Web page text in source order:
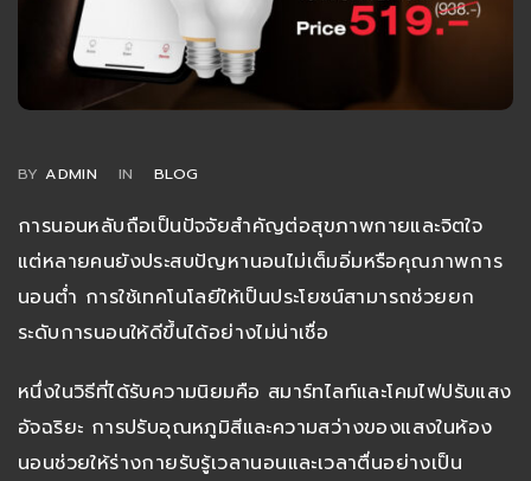
BY ADMIN IN BLOG
การนอนหลับถือเป็นปัจจัยสำคัญต่อสุขภาพกายและจิตใจ
แต่หลายคนยังประสบปัญหานอนไม่เต็มอิ่มหรือคุณภาพการ
นอนต่ำ การใช้เทคโนโลยีให้เป็นประโยชน์สามารถช่วยยก
ระดับการนอนให้ดีขึ้นได้อย่างไม่น่าเชื่อ
หนึ่งในวิธีที่ได้รับความนิยมคือ สมาร์ทไลท์และโคมไฟปรับแสง
อัจฉริยะ การปรับอุณหภูมิสีและความสว่างของแสงในห้อง
นอนช่วยให้ร่างกายรับรู้เวลานอนและเวลาตื่นอย่างเป็น